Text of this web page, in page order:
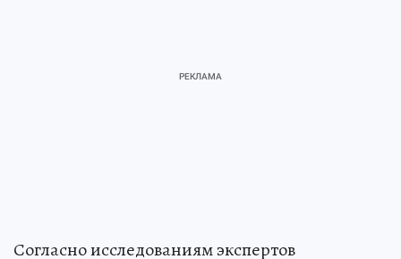
Согласно исследованиям экспертов